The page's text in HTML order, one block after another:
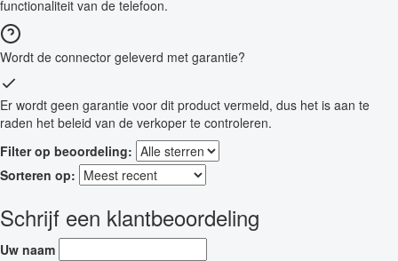
functionaliteit van de telefoon.
Wordt de connector geleverd met garantie?
Er wordt geen garantie voor dit product vermeld, dus het is aan te
raden het beleid van de verkoper te controleren.
Filter op beoordeling:
Sorteren op:
Schrijf een klantbeoordeling
Uw naam